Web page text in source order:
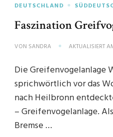
DEUTSCHLAND
Faszination
VON SANDRA AKTUALISIERT
Die Greifenvogelanlage
sprichwörtlich vor das
nach Heilbronn
– Greifenvogelanlage.
Bremse …